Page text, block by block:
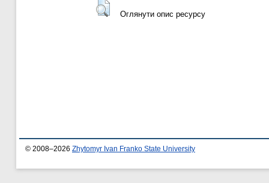
Оглянути опис ресурсу
© 2008–2026 Zhytomyr Ivan Franko State University